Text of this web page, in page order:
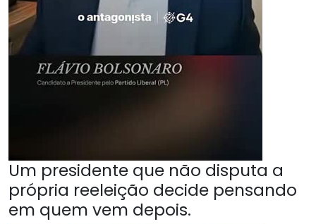
Um presidente que não disputa a
própria reeleição decide pensando
em quem vem depois.